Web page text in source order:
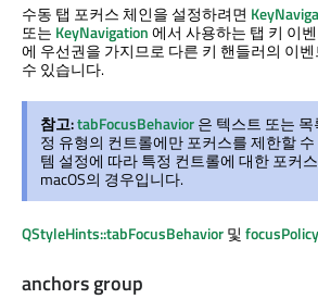
수동 탭 포커스 체인을 설정하려면
또는 KeyNavigation에서 사용하는 탭 키 이
에 우선권을 가지므로 다른 키 핸들러의 이
수 있습니다.
참고:tabFocusBehavior은 텍스트 또는
정 유형의 컨트롤에만 포커스를 제한할
템 설정에 따라 특정 컨트롤에 대한 포커
macOS의 경우입니다.
QStyleHints::tabFocusBehavior및 focusPolicy
anchors group